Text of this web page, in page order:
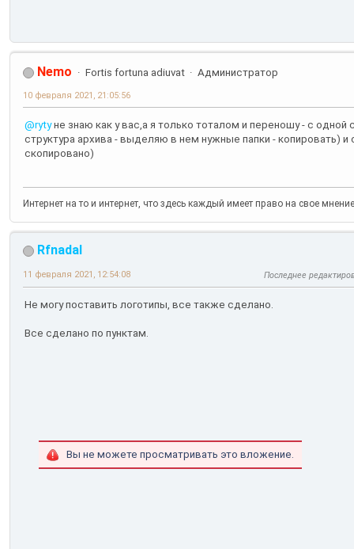
Nemo Fortis fortuna adiuvat Администратор
10 февраля 2021, 21:05:56
@rytyне знаю как у вас,а я только тоталом и переношу - с
структура архива - выделяю в нем нужные папки - копировать)
скопировано)
Интернет на то и интернет, что здесь каждый имеет право на свое
Rfnadal
11 февраля 2021, 12:54:08 Последнее
Не могу поставить логотипы, все также сделано.
Все сделано по пунктам.
Вы не можете просматривать это вложение.